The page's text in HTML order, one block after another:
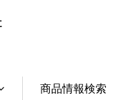
商品情報検索